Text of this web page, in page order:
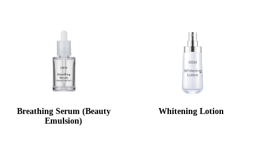
Breathing Serum (Beauty
Emulsion)
Whitening Lotion